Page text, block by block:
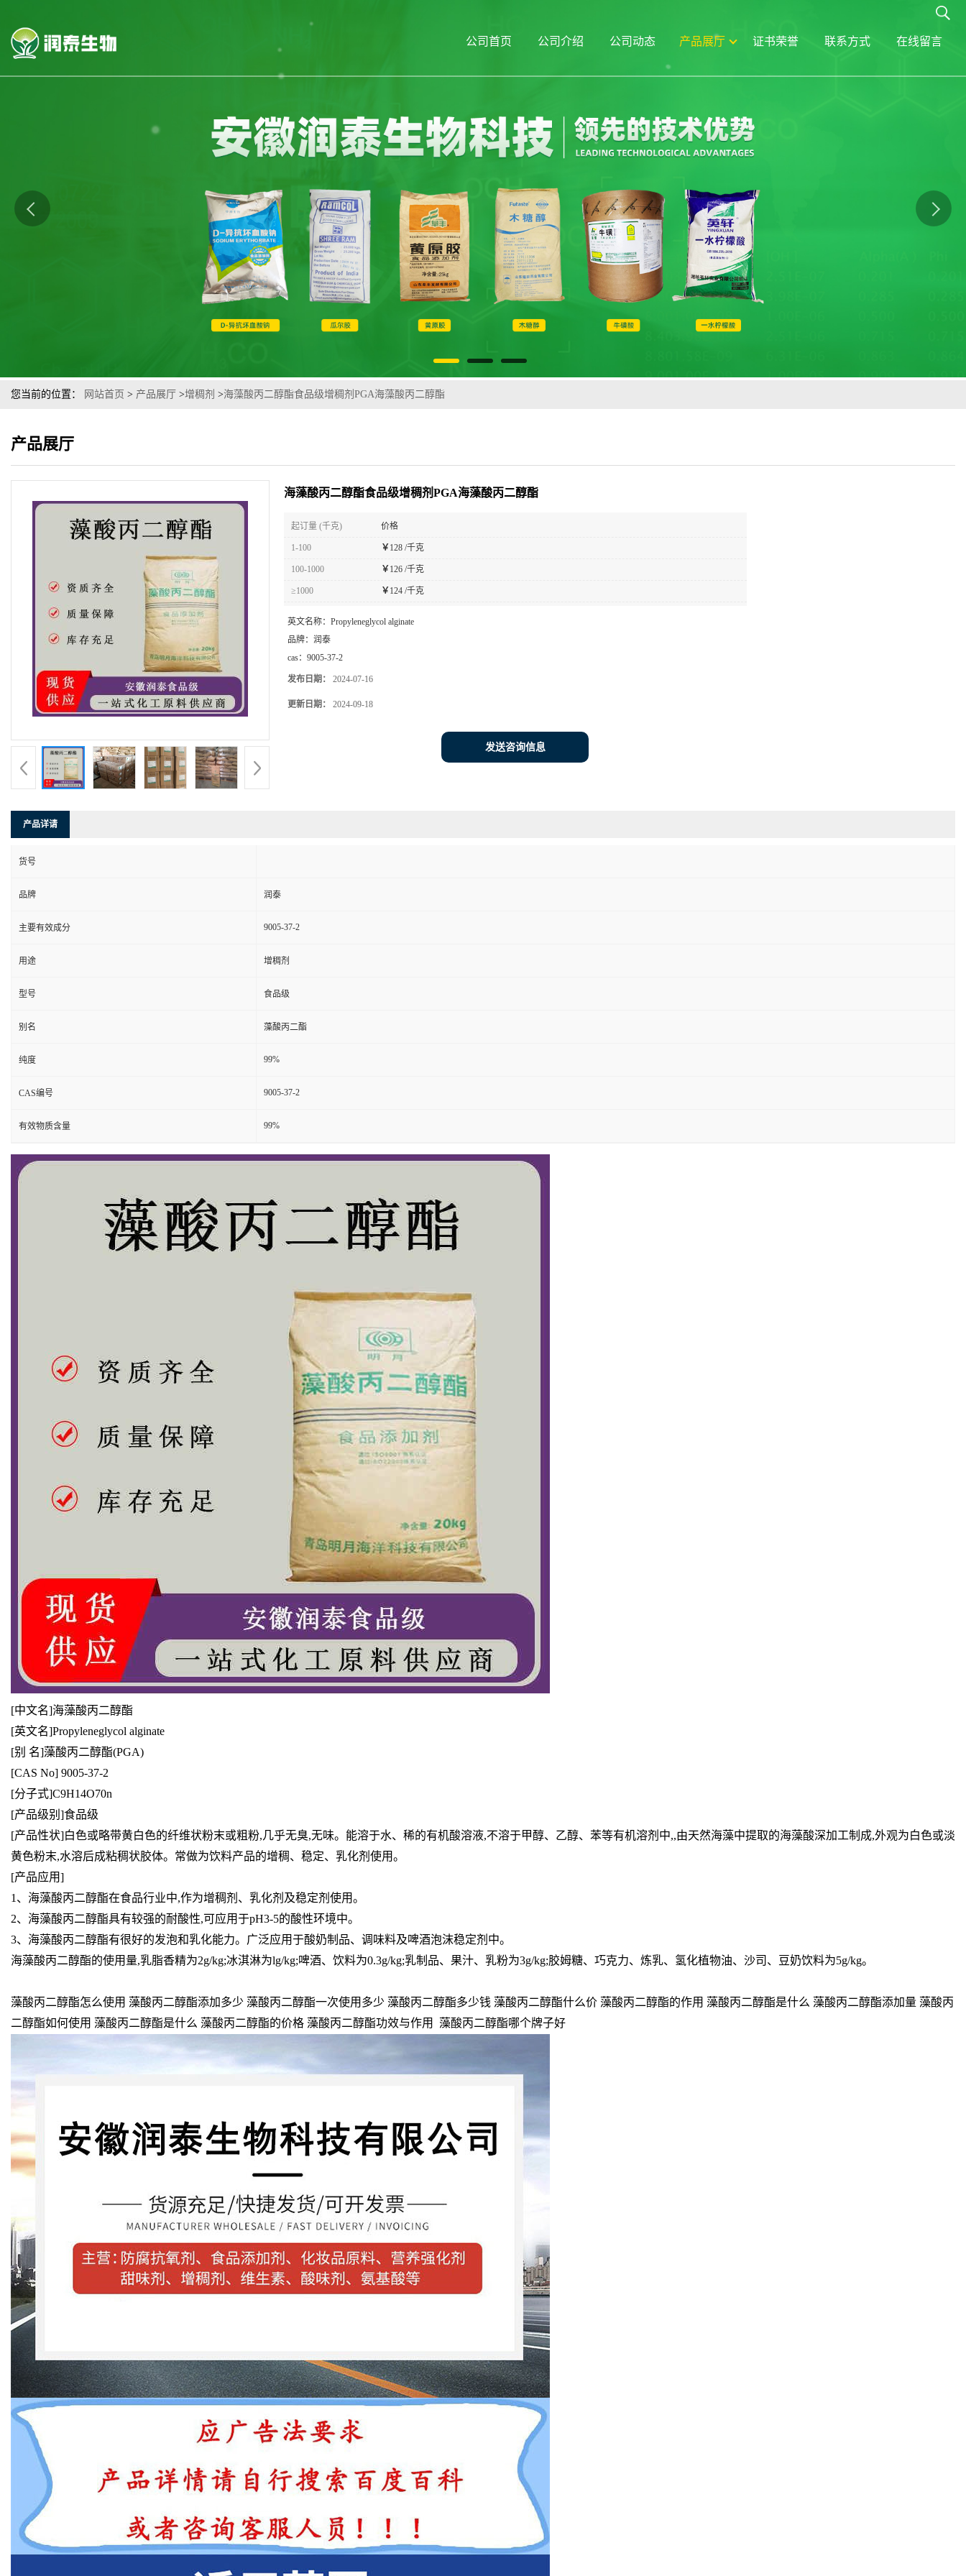
公司首页 公司介绍 公司动态 产品展厅 证书荣誉 联系方式 在线留言
您当前的位置： 网站首页 > 产品展厅 >增稠剂 >海藻酸丙二醇酯食品级增稠剂PGA海藻酸丙二醇酯
产品展厅
海藻酸丙二醇酯食品级增稠剂PGA海藻酸丙二醇酯
起订量 (千克) 价格
1-100 ￥ 128 /千克
100-1000 ￥ 126 /千克
≥1000 ￥ 124 /千克
英文名称： Propyleneglycol alginate
品牌： 润泰
cas： 9005-37-2
发布日期： 2024-07-16
更新日期： 2024-09-18
发送咨询信息
产品详请
货号
品牌 润泰
主要有效成分 9005-37-2
用途 增稠剂
型号 食品级
别名 藻酸丙二酯
纯度 99%
CAS编号 9005-37-2
有效物质含量 99%
[中文名]海藻酸丙二醇酯
[英文名]Propyleneglycol alginate
[别 名]藻酸丙二醇酯(PGA)
[CAS No] 9005-37-2
[分子式]C9H14O70n
[产品级别]食品级
[产品性状]白色或略带黄白色的纤维状粉末或粗粉,几乎无臭,无味。能溶于水、稀的有机酸溶液,不溶于甲醇、乙醇、苯等有机溶剂中,,由天然海藻中提取的海藻酸深加工制成,外观为白色或淡
黄色粉末,水溶后成粘稠状胶体。常做为饮料产品的增稠、稳定、乳化剂使用。
[产品应用]
1、海藻酸丙二醇酯在食品行业中,作为增稠剂、乳化剂及稳定剂使用。
2、海藻酸丙二醇酯具有较强的耐酸性,可应用于pH3-5的酸性环境中。
3、海藻酸丙二醇酯有很好的发泡和乳化能力。广泛应用于酸奶制品、调味料及啤酒泡沫稳定剂中。
海藻酸丙二醇酯的使用量,乳脂香精为2g/kg;冰淇淋为lg/kg;啤酒、饮料为0.3g/kg;乳制品、果汁、乳粉为3g/kg;胶姆糖、巧克力、炼乳、氢化植物油、沙司、豆奶饮料为5g/kg。
藻酸丙二醇酯怎么使用 藻酸丙二醇酯添加多少 藻酸丙二醇酯一次使用多少 藻酸丙二醇酯多少钱 藻酸丙二醇酯什么价 藻酸丙二醇酯的作用 藻酸丙二醇酯是什么 藻酸丙二醇酯添加量 藻酸丙
二醇酯如何使用 藻酸丙二醇酯是什么 藻酸丙二醇酯的价格 藻酸丙二醇酯功效与作用 藻酸丙二醇酯哪个牌子好